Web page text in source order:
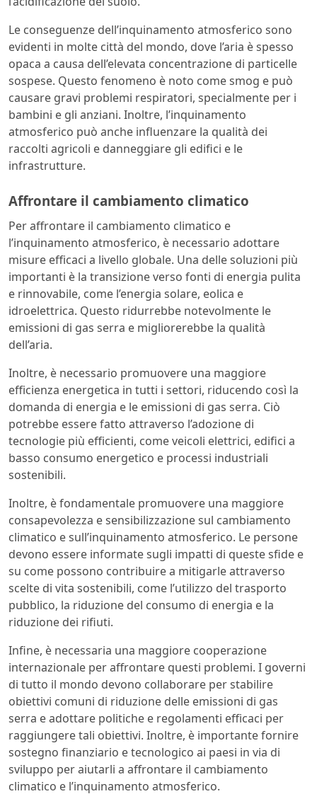
Le conseguenze dell’inquinamento atmosferico sono
evidenti in molte città del mondo, dove l’aria è spesso
opaca a causa dell’elevata concentrazione di particelle
sospese. Questo fenomeno è noto come smog e può
causare gravi problemi respiratori, specialmente per i
bambini e gli anziani. Inoltre, l’inquinamento
atmosferico può anche influenzare la qualità dei
raccolti agricoli e danneggiare gli edifici e le
infrastrutture.
Affrontare il cambiamento climatico
Per affrontare il cambiamento climatico e
l’inquinamento atmosferico, è necessario adottare
misure efficaci a livello globale. Una delle soluzioni più
importanti è la transizione verso fonti di energia pulita
e rinnovabile, come l’energia solare, eolica e
idroelettrica. Questo ridurrebbe notevolmente le
emissioni di gas serra e migliorerebbe la qualità
dell’aria.
Inoltre, è necessario promuovere una maggiore
efficienza energetica in tutti i settori, riducendo così la
domanda di energia e le emissioni di gas serra. Ciò
potrebbe essere fatto attraverso l’adozione di
tecnologie più efficienti, come veicoli elettrici, edifici a
basso consumo energetico e processi industriali
sostenibili.
Inoltre, è fondamentale promuovere una maggiore
consapevolezza e sensibilizzazione sul cambiamento
climatico e sull’inquinamento atmosferico. Le persone
devono essere informate sugli impatti di queste sfide e
su come possono contribuire a mitigarle attraverso
scelte di vita sostenibili, come l’utilizzo del trasporto
pubblico, la riduzione del consumo di energia e la
riduzione dei rifiuti.
Infine, è necessaria una maggiore cooperazione
internazionale per affrontare questi problemi. I governi
di tutto il mondo devono collaborare per stabilire
obiettivi comuni di riduzione delle emissioni di gas
serra e adottare politiche e regolamenti efficaci per
raggiungere tali obiettivi. Inoltre, è importante fornire
sostegno finanziario e tecnologico ai paesi in via di
sviluppo per aiutarli a affrontare il cambiamento
climatico e l’inquinamento atmosferico.